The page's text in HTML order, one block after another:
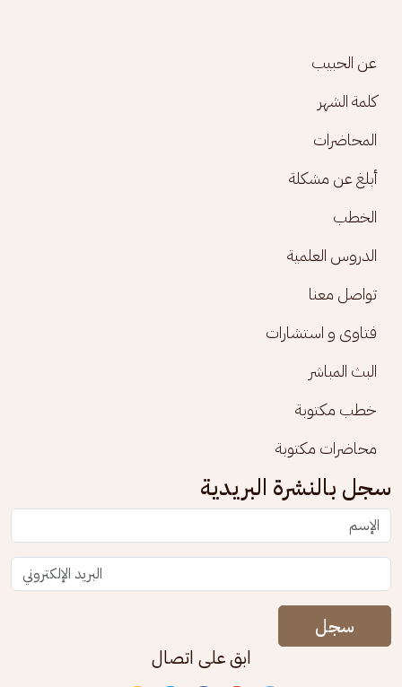
Footer menu
عن الحبيب
كلمة الشهر
المحاضرات
أبلغ عن مشكلة
الخطب
الدروس العلمية
تواصل معنا
فتاوى و استشارات
البث المباشر
خطب مكتوبة
محاضرات مكتوبة
سجل بالنشرة البريدية
سجل
ابق على اتصال